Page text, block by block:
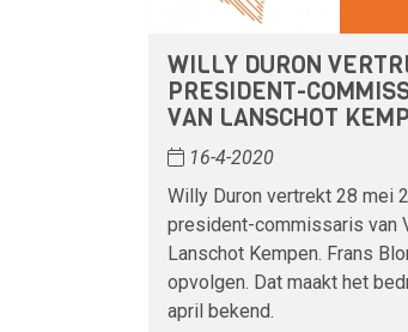
WILLY DURON
PRESIDENT-
VAN LANSCHOT
16-4-2020
Willy Duron vertrekt 28 mei
president-commissaris van
Lanschot Kempen. Frans
opvolgen. Dat maakt het
april bekend.